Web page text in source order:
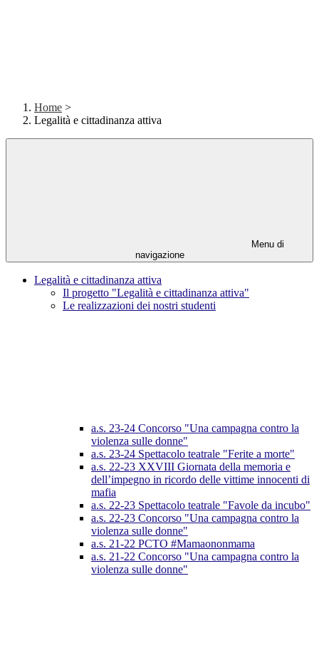
Home >
Legalità e cittadinanza attiva
Menu di
navigazione
Legalità e cittadinanza attiva
Il progetto "Legalità e cittadinanza attiva"
Le realizzazioni dei nostri studenti
a.s. 23-24 Concorso "Una campagna contro la
violenza sulle donne"
a.s. 23-24 Spettacolo teatrale "Ferite a morte"
a.s. 22-23 XXVIII Giornata della memoria e
dell’impegno in ricordo delle vittime innocenti di
mafia
a.s. 22-23 Spettacolo teatrale "Favole da incubo"
a.s. 22-23 Concorso "Una campagna contro la
violenza sulle donne"
a.s. 21-22 PCTO #Mamaononmama
a.s. 21-22 Concorso "Una campagna contro la
violenza sulle donne"